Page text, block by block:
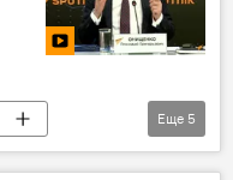
медицина
Еще 5